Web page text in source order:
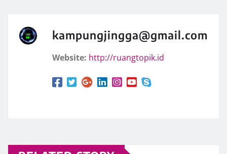
kampungjingga@gmail.com
Website: http://ruangtopik.id